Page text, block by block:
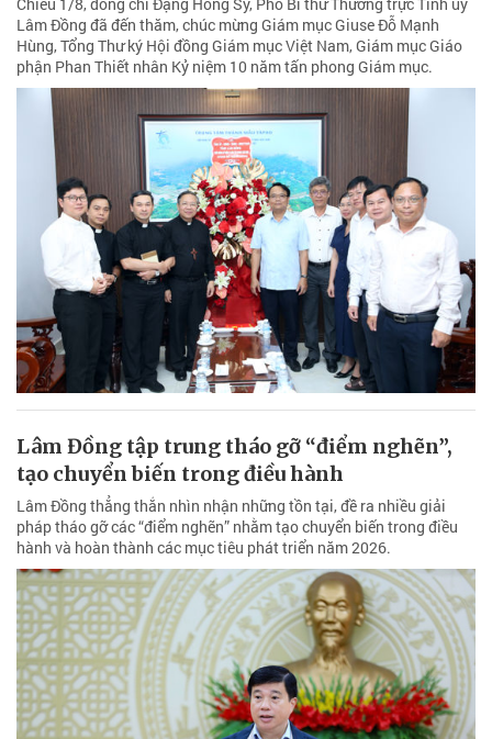
Lâm Đồng đã đến thăm, chúc mừng Giám mục Giuse Đỗ Mạnh
Hùng, Tổng Thư ký Hội đồng Giám mục Việt Nam, Giám mục Giáo
phận Phan Thiết nhân Kỷ niệm 10 năm tấn phong Giám mục.
Lâm Đồng tập trung tháo gỡ “điểm nghẽn”,
tạo chuyển biến trong điều hành
Lâm Đồng thẳng thắn nhìn nhận những tồn tại, đề ra nhiều giải
pháp tháo gỡ các “điểm nghẽn” nhằm tạo chuyển biến trong điều
hành và hoàn thành các mục tiêu phát triển năm 2026.